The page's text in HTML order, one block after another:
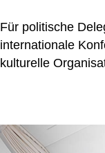
Für politische
internationale
kulturelle